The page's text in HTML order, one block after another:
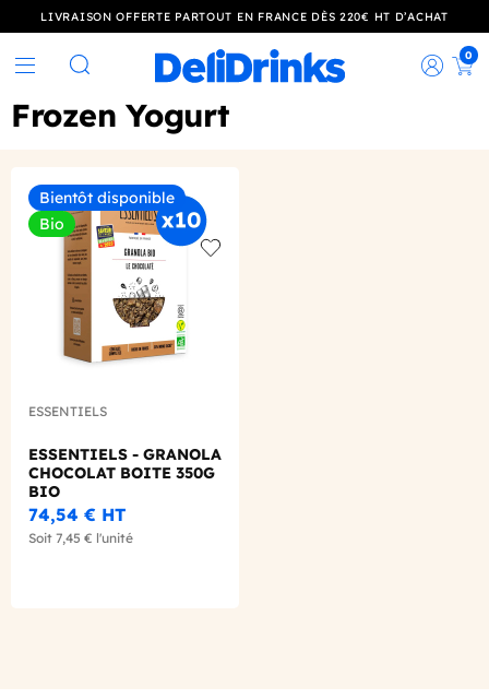
LIVRAISON OFFERTE PARTOUT EN FRANCE DÈS 220€ HT D’ACHAT
Rechercher
0
Frozen Yogurt
Bientôt disponible
Bio
ESSENTIELS
ESSENTIELS - GRANOLA
CHOCOLAT BOITE 350G
BIO
74,54 € HT
Soit 7,45 € l'unité